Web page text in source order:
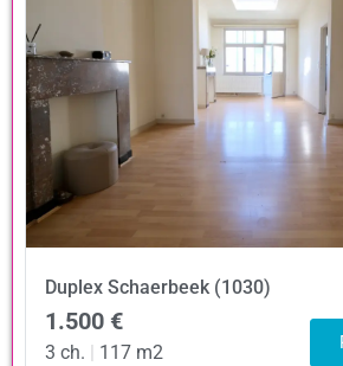
Duplex Schaerbeek (1030)
1.500 €
3 ch. 117 m2